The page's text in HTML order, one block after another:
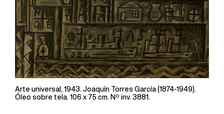
Arte universal, 1943. Joaquín Torres García (1874-1949).
Óleo sobre tela. 106 x 75 cm. Nº inv. 3881.